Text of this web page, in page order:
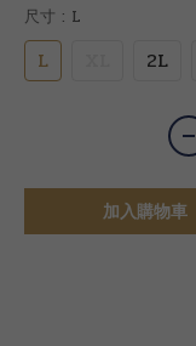
尺寸 : L
L 2L
加入購物車